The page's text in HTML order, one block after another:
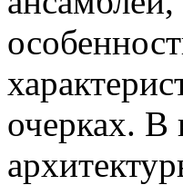
очерках. В